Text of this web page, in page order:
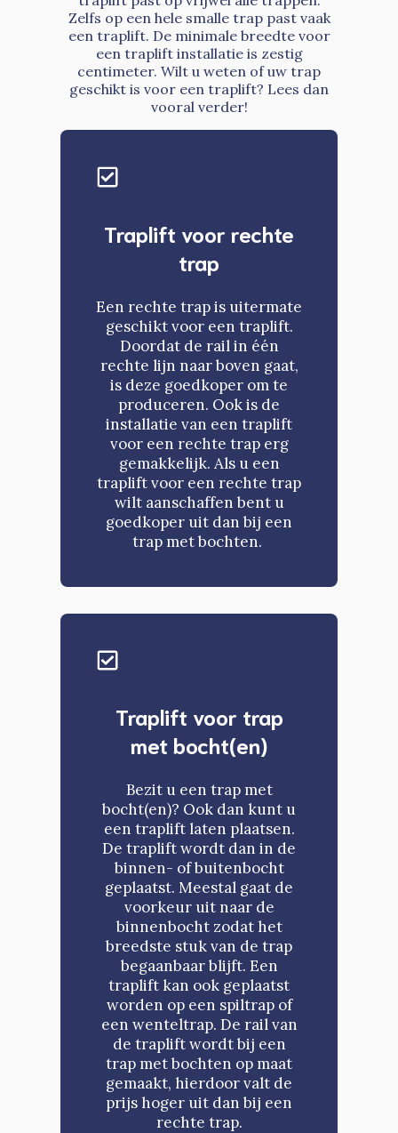
Zelfs op een hele smalle trap past vaak
een traplift. De minimale breedte voor
een traplift installatie is zestig
centimeter. Wilt u weten of uw trap
geschikt is voor een traplift? Lees dan
vooral verder!
Traplift voor rechte
trap
Een rechte trap is uitermate
geschikt voor een traplift.
Doordat de rail in één
rechte lijn naar boven gaat,
is deze goedkoper om te
produceren. Ook is de
installatie van een traplift
voor een rechte trap erg
gemakkelijk. Als u een
traplift voor een rechte trap
wilt aanschaffen bent u
goedkoper uit dan bij een
trap met bochten.
Traplift voor trap
met bocht(en)
Bezit u een trap met
bocht(en)? Ook dan kunt u
een traplift laten plaatsen.
De traplift wordt dan in de
binnen- of buitenbocht
geplaatst. Meestal gaat de
voorkeur uit naar de
binnenbocht zodat het
breedste stuk van de trap
begaanbaar blijft. Een
traplift kan ook geplaatst
worden op een spiltrap of
een wenteltrap. De rail van
de traplift wordt bij een
trap met bochten op maat
gemaakt, hierdoor valt de
prijs hoger uit dan bij een
rechte trap.